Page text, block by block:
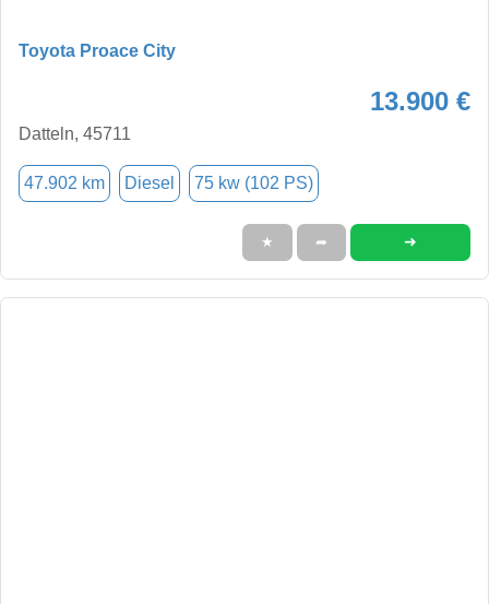
Toyota Proace City
13.900 €
Datteln, 45711
47.902 km Diesel 75 kw (102 PS)
★ ➦ ➜